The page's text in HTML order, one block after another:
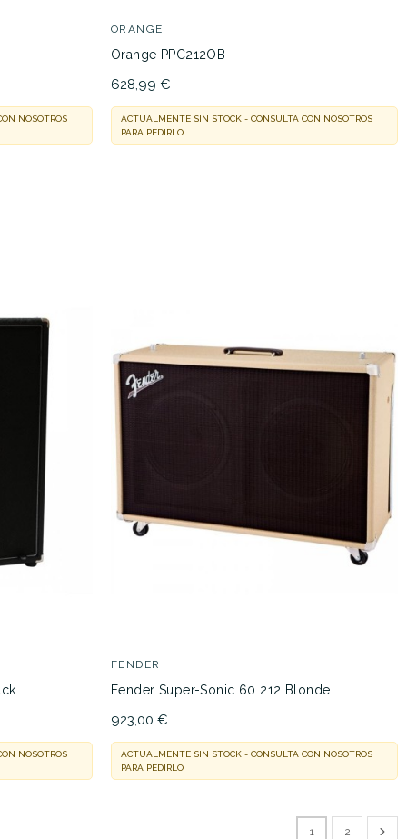
NOSOTROS
ORANGE
Orange PPC212OB
628,99 €
ACTUALMENTE SIN STOCK - CONSULTA CON NOSOTROS
PARA PEDIRLO
NOSOTROS
FENDER
Fender Super-Sonic 60 212 Blonde
923,00 €
ACTUALMENTE SIN STOCK - CONSULTA CON NOSOTROS
PARA PEDIRLO
1 2